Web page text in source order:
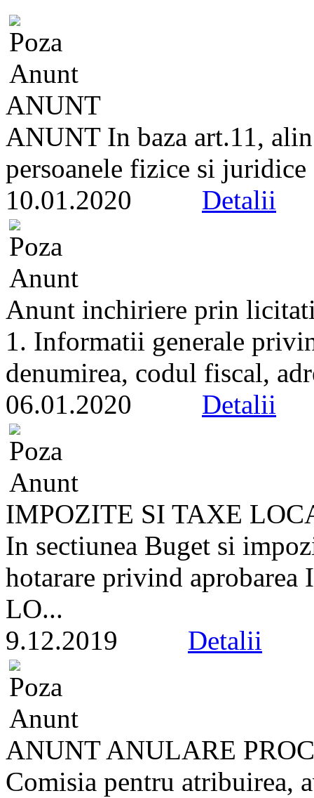
ANUNT
ANUNT In baza art.11,
persoanele fizice si
10.01.2020 Detalii
Anunt inchiriere prin
1. Informatii generale
denumirea, codul fiscal,
06.01.2020 Detalii
IMPOZITE SI TAXE
In sectiunea Buget si
hotarare privind
LO...
9.12.2019 Detalii
ANUNT ANULARE
Comisia pentru atribuirea,